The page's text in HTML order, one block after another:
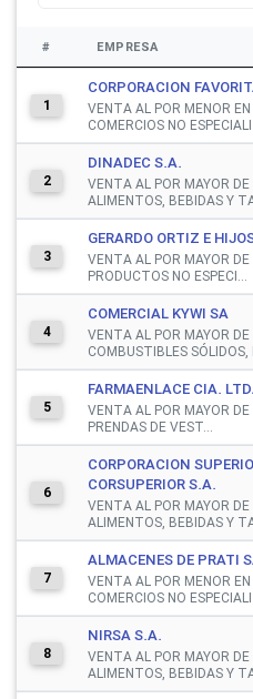
# EMPRESA
1
CORPORACION
VENTA AL POR MENOR EN
COMERCIOS NO
2
DINADEC S.A.
VENTA AL POR MAYOR DE
ALIMENTOS, BEBIDAS Y
3
GERARDO ORTIZ E
VENTA AL POR MAYOR
PRODUCTOS NO ESPECI...
4
COMERCIAL KYWI SA
VENTA AL POR MAYOR DE
COMBUSTIBLES SÓLIDOS,
5
FARMAENLACE CIA.
VENTA AL POR MAYOR DE
PRENDAS DE VEST...
6
CORPORACION
CORSUPERIOR S.A.
VENTA AL POR MAYOR DE
ALIMENTOS, BEBIDAS Y
7
ALMACENES DE PRATI
VENTA AL POR MENOR EN
COMERCIOS NO
8
NIRSA S.A.
VENTA AL POR MAYOR DE
ALIMENTOS, BEBIDAS Y